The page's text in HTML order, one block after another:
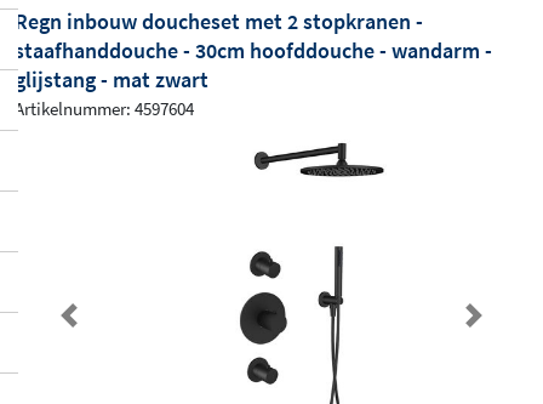
Regn inbouw doucheset met 2 stopkranen -
staafhanddouche - 30cm hoofddouche - wandarm -
glijstang - mat zwart
Artikelnummer: 4597604
Previous Next